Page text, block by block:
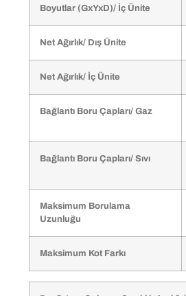
Boyutlar (GxYxD)/ İç Ünite
Net Ağırlık/ Dış Ünite
Net Ağırlık/ İç Ünite
Bağlantı Boru Çapları/ Gaz
Bağlantı Boru Çapları/ Sıvı
Maksimum Borulama
Uzunluğu
Maksimum Kot Farkı